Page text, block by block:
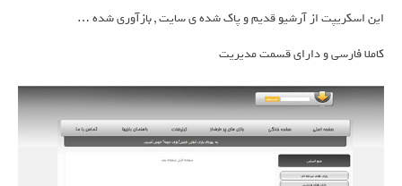
این اسکریپت از آرشیو قدیم و پاک شده ی سایت , بازآوری شده …
کاملا فارسی و دارای قسمت مدیریت